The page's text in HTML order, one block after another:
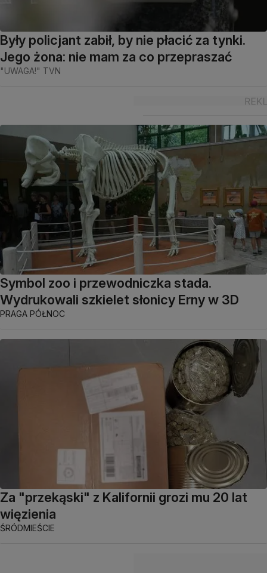
Były policjant zabił, by nie płacić za tynki.
Jego żona: nie mam za co przepraszać
"UWAGA!" TVN
Symbol zoo i przewodniczka stada.
Wydrukowali szkielet słonicy Erny w 3D
PRAGA PÓŁNOC
Za "przekąski" z Kalifornii grozi mu 20 lat
więzienia
ŚRÓDMIEŚCIE